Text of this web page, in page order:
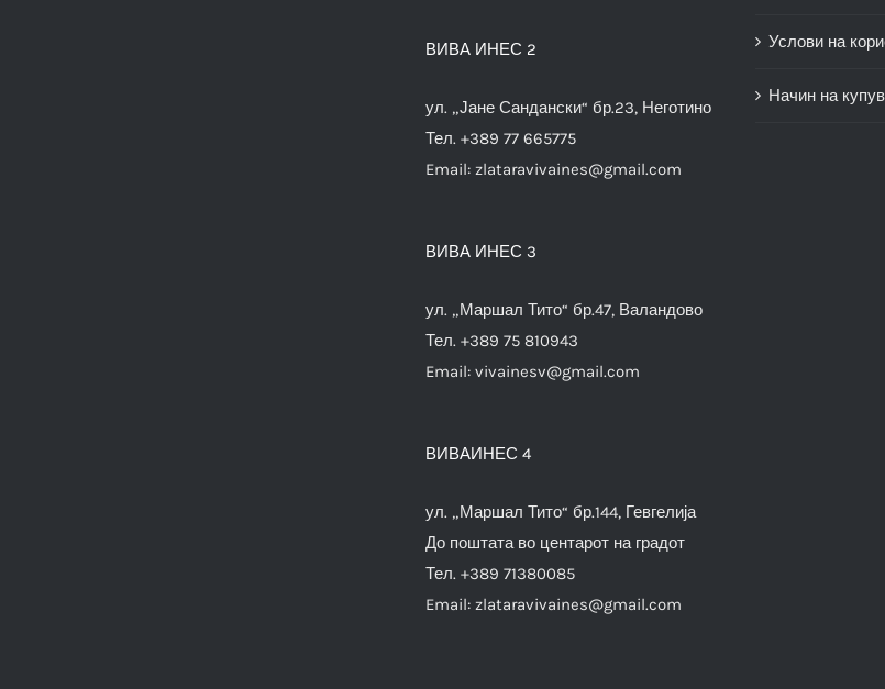
ВИВА ИНЕС 2
ул. „Јане Сандански“ бр.23, Неготино
Тел. +389 77 665775
Email: zlataravivaines@gmail.com
ВИВА ИНЕС 3
ул. „Маршал Тито“ бр.47, Валандово
Тел. +389 75 810943
Email: vivainesv@gmail.com
ВИВАИНЕС 4
ул. „Маршал Тито“ бр.144, Гевгелија
До поштата во центарот на градот
Тел. +389 71380085
Email: zlataravivaines@gmail.com
Услови на
Начин на